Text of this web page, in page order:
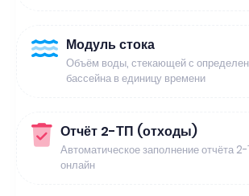
Модуль стока
Объём воды, стекающей с
бассейна в единицу времени
Отчёт 2-ТП (отходы)
Автоматическое заполнение отчёта
онлайн